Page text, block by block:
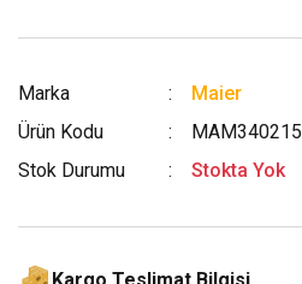
Marka
Maier
Ürün Kodu
MAM340215
Stok Durumu
Stokta Yok